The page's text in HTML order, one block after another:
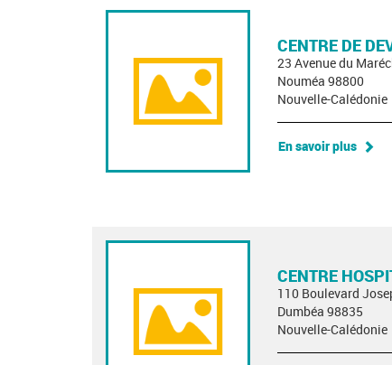
CENTRE DE
23 Avenue du
Nouméa 98800
Nouvelle-Calédonie
En savoir plus
CENTRE
110 Boulevard
Dumbéa 98835
Nouvelle-Calédonie